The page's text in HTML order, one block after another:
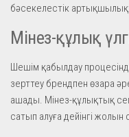
бәсекелестік
Мінез-құлық
Шешім қабылдау
зерттеу брендпен өзара
ашады. Мінез-құлықтық
сатып алуға дейінгі жолын